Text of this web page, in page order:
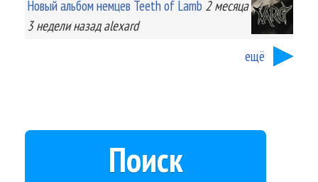
Новый альбом немцев Teeth of Lamb 2 месяца
3 неделиназад alexard
ещё
Поиск